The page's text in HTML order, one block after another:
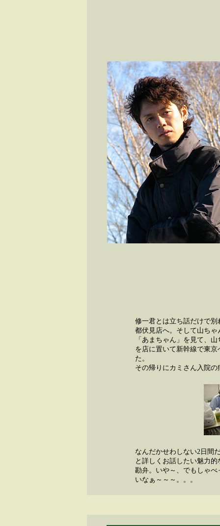
修一君とは立ち話だけで
都伏見店へ。そして山ち
「あまちゃん」を見て、
を店に置いて新幹線で東
た。
その帰りにカミさん入院
なんだかせわしない2日間
と詳しくお話したい魅力
勘弁。いや～、でもしゃ
いなぁ～～～。。。